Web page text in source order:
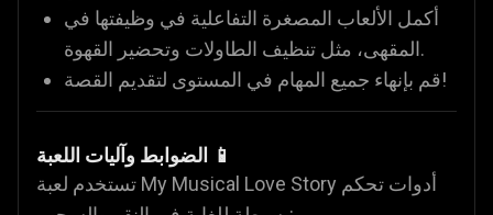
أكمل الألعاب المصغرة التفاعلية في وظيفتها في
المقهى، مثل تنظيف الطاولات وتحضير القهوة.
قم بإنهاء جميع المهام في المستوى لتقديم القصة!
الضوابط وآليات اللعبة 📱
تستخدم لعبة My Musical Love Story أدوات تحكم